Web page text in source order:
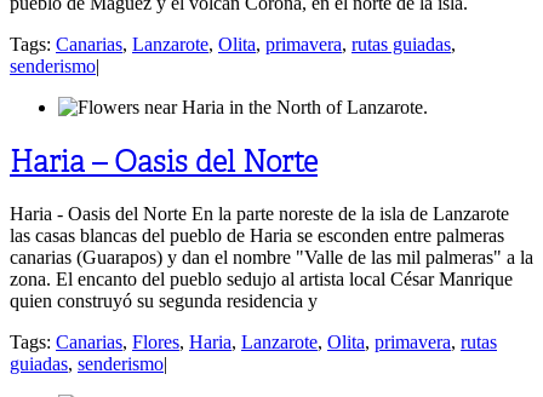
Tags: Canarias, Lanzarote, Olita, primavera, rutas guiadas,
senderismo|
Haria – Oasis del Norte
Haria - Oasis del Norte En la parte noreste de la isla de Lanzarote
las casas blancas del pueblo de Haria se esconden entre palmeras
canarias (Guarapos) y dan el nombre "Valle de las mil palmeras" a la
zona. El encanto del pueblo sedujo al artista local César Manrique
quien construyó su segunda residencia y
Tags: Canarias, Flores, Haria, Lanzarote, Olita, primavera, rutas
guiadas, senderismo|